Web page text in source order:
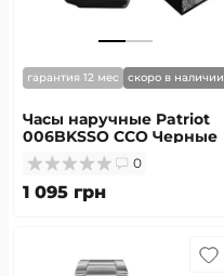
гарантия 12 мес скоро в наличии
Часы наручные Patriot
006BKSSO ССО Черные
+ Коробка
0
1 095 грн